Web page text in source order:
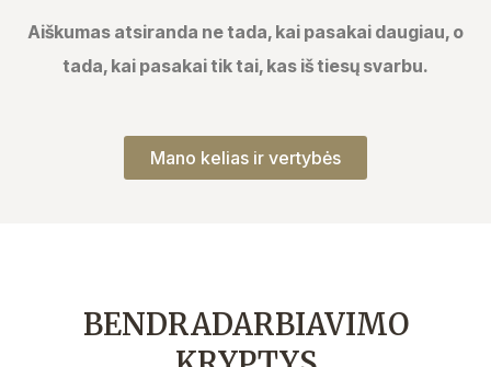
Aiškumas atsiranda ne tada, kai pasakai daugiau, o
tada, kai pasakai tik tai, kas iš tiesų svarbu.
Mano kelias ir vertybės
BENDRADARBIAVIMO